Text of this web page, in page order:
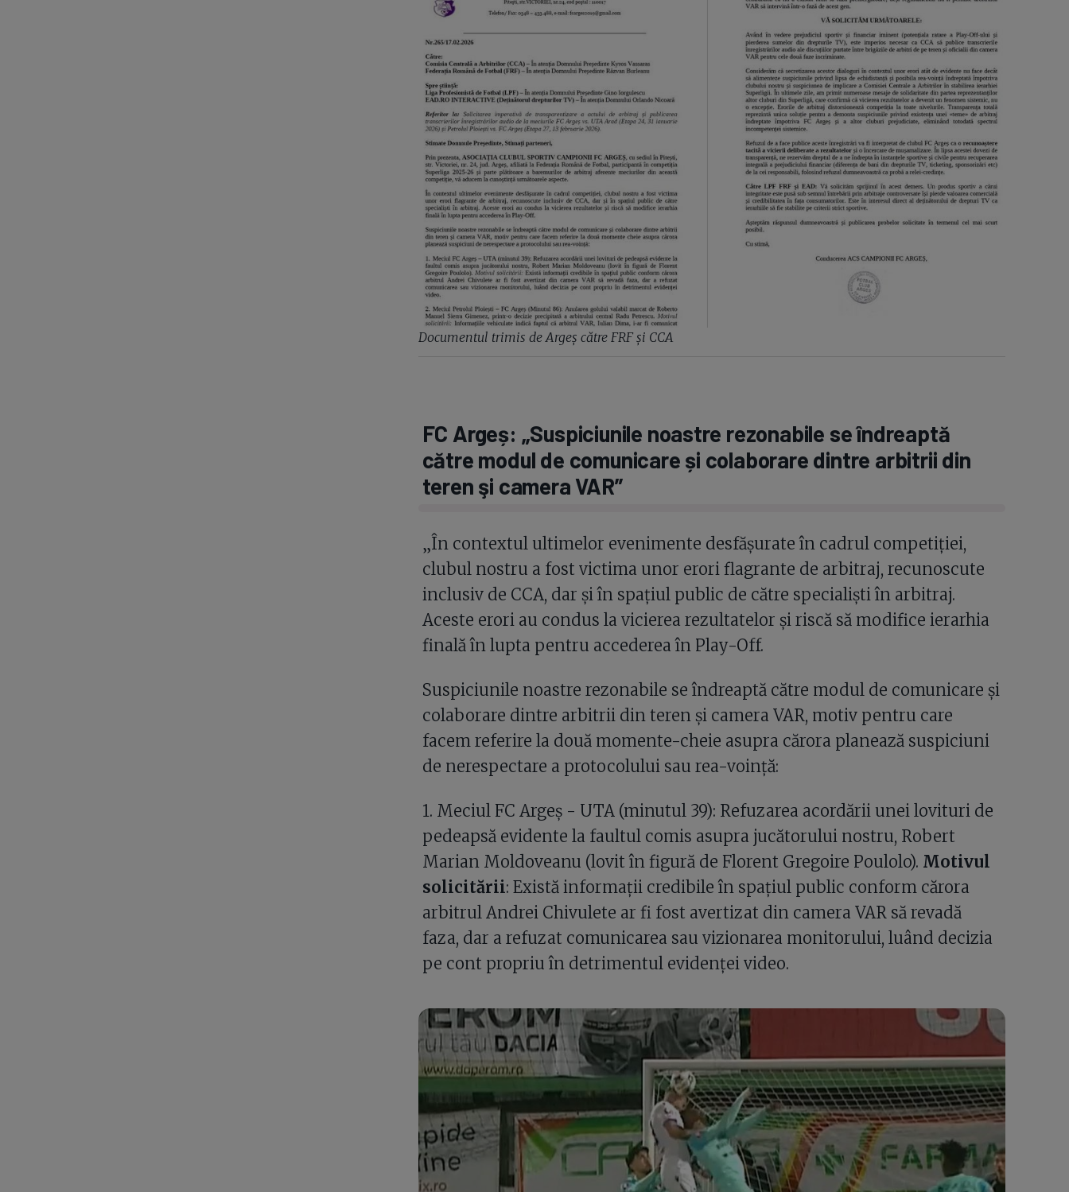
Documentul trimis de Argeș către FRF și CCA
FC Argeș: „Suspiciunile noastre rezonabile se îndreaptă
către modul de comunicare și colaborare dintre arbitrii din
teren şi camera VAR”
„În contextul ultimelor evenimente desfăşurate în cadrul competiției,
clubul nostru a fost victima unor erori flagrante de arbitraj, recunoscute
inclusiv de CCA, dar şi în spațiul public de către specialiști în arbitraj.
Aceste erori au condus la vicierea rezultatelor și riscă să modifice ierarhia
finală în lupta pentru accederea în Play-Off.
Suspiciunile noastre rezonabile se îndreaptă către modul de comunicare și
colaborare dintre arbitrii din teren şi camera VAR, motiv pentru care
facem referire la două momente-cheie asupra cărora planează suspiciuni
de nerespectare a protocolului sau rea-voință:
1. Meciul FC Argeş - UTA (minutul 39): Refuzarea acordării unei lovituri de
pedeapsă evidente la faultul comis asupra jucătorului nostru, Robert
Marian Moldoveanu (lovit în figură de Florent Gregoire Poulolo). Motivul
solicitării: Există informații credibile în spațiul public conform cărora
arbitrul Andrei Chivulete ar fi fost avertizat din camera VAR să revadă
faza, dar a refuzat comunicarea sau vizionarea monitorului, luând decizia
pe cont propriu în detrimentul evidenței video.